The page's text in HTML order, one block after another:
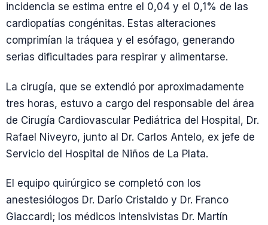
incidencia se estima entre el 0,04 y el 0,1% de las
cardiopatías congénitas. Estas alteraciones
comprimían la tráquea y el esófago, generando
serias dificultades para respirar y alimentarse.
La cirugía, que se extendió por aproximadamente
tres horas, estuvo a cargo del responsable del área
de Cirugía Cardiovascular Pediátrica del Hospital, Dr.
Rafael Niveyro, junto al Dr. Carlos Antelo, ex jefe de
Servicio del Hospital de Niños de La Plata.
El equipo quirúrgico se completó con los
anestesiólogos Dr. Darío Cristaldo y Dr. Franco
Giaccardi; los médicos intensivistas Dr. Martín